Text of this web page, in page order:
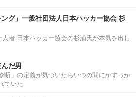
ング」一般社団法人日本ハッカー協会 杉
者 日本ハッカー協会の杉浦氏が本気を出し
だ男
断」の定義が気づいたらいつの間にかすっか
ていた